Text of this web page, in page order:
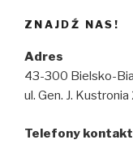
ZNAJDŹ NAS!
Adres
43-300 Bielsko-
ul. Gen. J. Kustronia
Telefony